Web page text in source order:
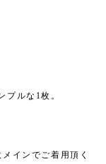
プルな1枚。
インでご着用頂く